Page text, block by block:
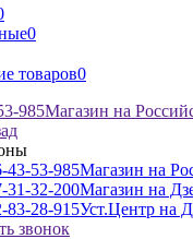
0
товаров0
985Магазин на
43-53-985Магазин на
31-32-200Магазин на
83-28-915Уст.Центр на
звонок